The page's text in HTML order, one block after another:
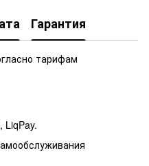
Гарантия
тарифам
LiqPay.